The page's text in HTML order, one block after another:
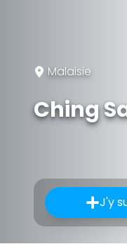
Malaisie
Ching
J'y